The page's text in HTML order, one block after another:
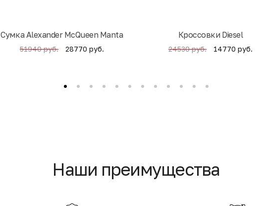
Cумка Alexander McQueen Manta
51940 руб. 28770 руб.
Кроссовки Diesel
24530 руб. 14770 руб.
Наши преимущества